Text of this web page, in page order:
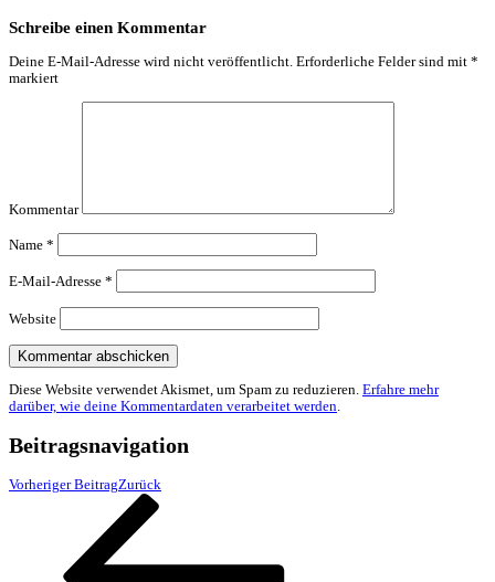
Schreibe einen Kommentar
Deine E-Mail-Adresse wird nicht veröffentlicht. Erforderliche Felder sind mit *
markiert
Kommentar
Name *
E-Mail-Adresse *
Website
Diese Website verwendet Akismet, um Spam zu reduzieren. Erfahre mehr
darüber, wie deine Kommentardaten verarbeitet werden
Beitragsnavigation
Vorheriger BeitragZurück